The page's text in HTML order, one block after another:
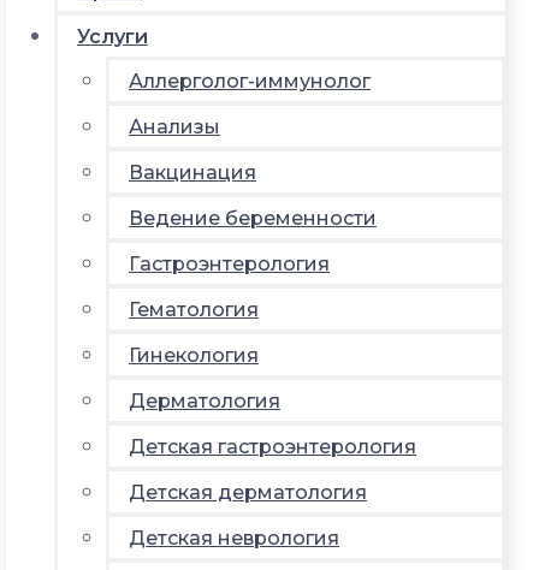
Услуги
Аллерголог-иммунолог
Анализы
Вакцинация
Ведение беременности
Гастроэнтерология
Гематология
Гинекология
Дерматология
Детская гастроэнтерология
Детская дерматология
Детская неврология